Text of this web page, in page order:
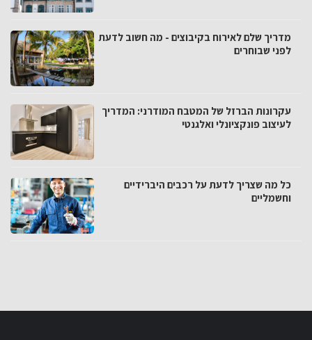
מדריך שלם לאירוח בקיבוצים - מה חשוב לדעת
לפני שבוחרים
עקרונות הברזל של המטבח המודרני: המדריך
לעיצוב פונקציונלי ואלגנטי
כל מה שצריך לדעת על רכבים היברידיים
וחשמליים